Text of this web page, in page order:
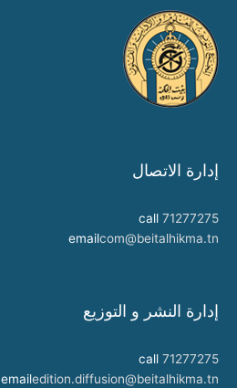
إدارة الاتصال
call 71277275
emailcom@beitalhikma.tn
إدارة النشر و التوزيع
call 71277275
emailedition.diffusion@beitalhikma.tn